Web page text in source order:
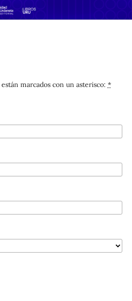
marcados con un asterisco: *